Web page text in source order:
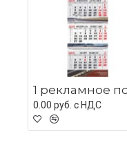
0.00 руб. c НДС